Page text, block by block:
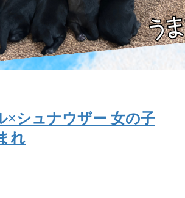
×シュナウザー 女の子
れ